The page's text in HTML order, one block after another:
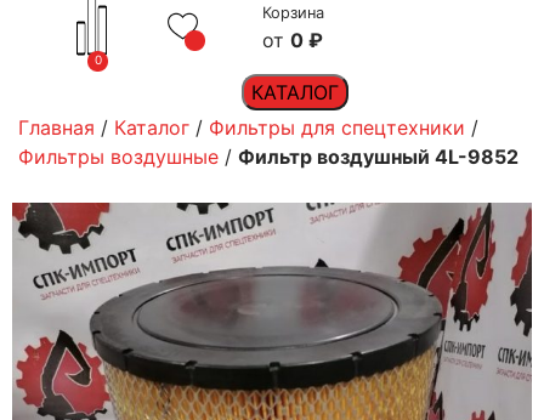
0
Корзина
0 ₽
КАТАЛОГ
Главная / Каталог / Фильтры для спецтехники /
Фильтры воздушные / Фильтр воздушный 4L-9852